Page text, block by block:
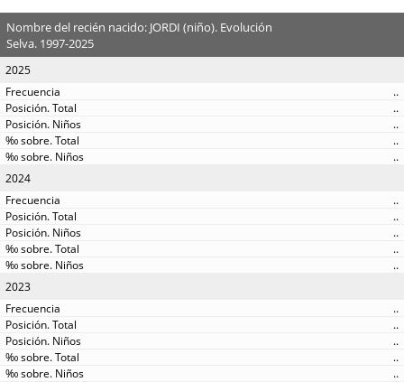
Nombre del recién nacido: JORDI (niño). Evolución
Selva. 1997-2025
2025
..
..
..
..
..
2024
..
..
..
..
..
2023
..
..
..
..
..